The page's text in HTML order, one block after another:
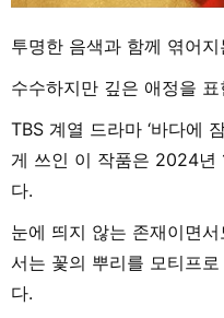
투명한 음색과 함께 엮어지
수수하지만 깊은 애정을
TBS 계열 드라마 ‘바다에
게 쓰인 이 작품은 2024년
다.
눈에 띄지 않는 존재이면
서는 꽃의 뿌리를 모티프
다.